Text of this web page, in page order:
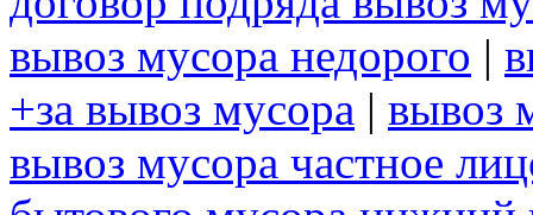
вывоз мусора недорого |
+за вывоз мусора | вывоз
вывоз мусора частное